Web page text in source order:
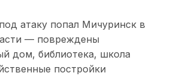
атаку попал Мичуринск в
— повреждены
дом, библиотека, школа
постройки